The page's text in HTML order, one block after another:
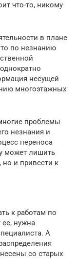
что-то, никому
в плане
по незнанию
несущей
многоэтажных
проблемы
незнания и
переноса
может лишить
и привести к
к работам по
ее, нужна
А
со старых